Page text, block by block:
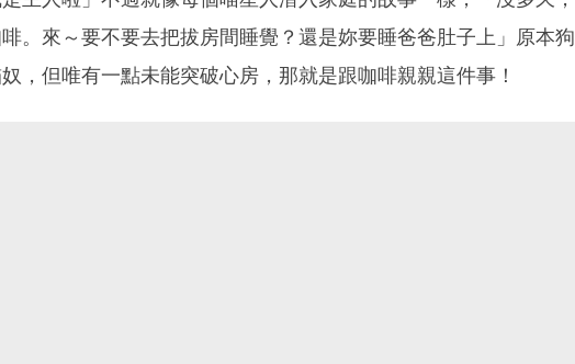
。來～要不要去把拔房間睡覺？還是妳要睡爸爸肚子上」原本狗
，但唯有一點未能突破心房，那就是跟咖啡親親這件事！